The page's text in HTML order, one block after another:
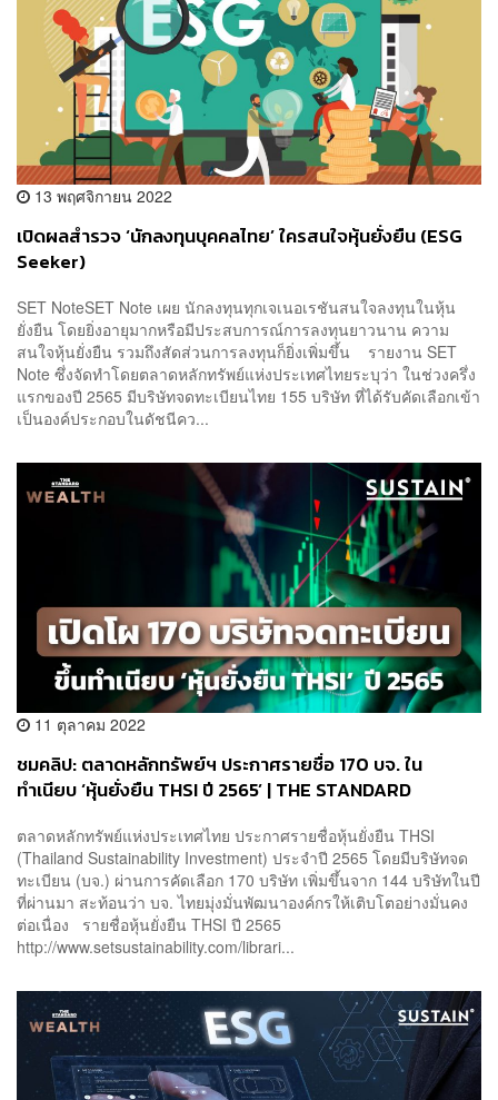
13 พฤศจิกายน 2022
เปิดผลสำรวจ ‘นักลงทุนบุคคลไทย’ ใครสนใจหุ้นยั่งยืน (ESG
Seeker)
SET NoteSET Note เผย นักลงทุนทุกเจเนอเรชันสนใจลงทุนในหุ้น
ยั่งยืน โดยยิ่งอายุมากหรือมีประสบการณ์การลงทุนยาวนาน ความ
สนใจหุ้นยั่งยืน รวมถึงสัดส่วนการลงทุนก็ยิ่งเพิ่มขึ้น รายงาน SET
Note ซึ่งจัดทำโดยตลาดหลักทรัพย์แห่งประเทศไทยระบุว่า ในช่วงครึ่ง
แรกของปี 2565 มีบริษัทจดทะเบียนไทย 155 บริษัท ที่ได้รับคัดเลือกเข้า
เป็นองค์ประกอบในดัชนีคว...
11 ตุลาคม 2022
ชมคลิป: ตลาดหลักทรัพย์ฯ ประกาศรายชื่อ 170 บจ. ใน
ทำเนียบ ‘หุ้นยั่งยืน THSI ปี 2565’ | THE STANDARD
ตลาดหลักทรัพย์แห่งประเทศไทย ประกาศรายชื่อหุ้นยั่งยืน THSI
(Thailand Sustainability Investment) ประจำปี 2565 โดยมีบริษัทจด
ทะเบียน (บจ.) ผ่านการคัดเลือก 170 บริษัท เพิ่มขึ้นจาก 144 บริษัทในปี
ที่ผ่านมา สะท้อนว่า บจ. ไทยมุ่งมั่นพัฒนาองค์กรให้เติบโตอย่างมั่นคง
ต่อเนื่อง รายชื่อหุ้นยั่งยืน THSI ปี 2565
http://www.setsustainability.com/librari...